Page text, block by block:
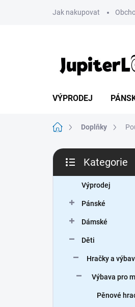
Jak nakupovat
VÝPRODEJ
Domů Doplňky
P
s
kategorie
Kategorie
Výprodej
Pánské
Dámské
Děti
Hračky a
Výbava pro
Pěnové